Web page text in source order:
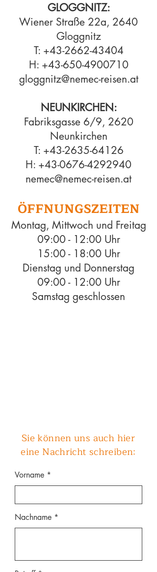
GLOGGNITZ:
Wiener Straße 22a, 2640
Gloggnitz
T: +43-2662-43404
H: +43-650-4900710
gloggnitz@nemec-reisen.at
NEUNKIRCHEN:
Fabriksgasse 6/9, 2620
Neunkirchen
T: +43-2635-64126
H: +43-0676-4292940
nemec@nemec-reisen.at
ÖFFNUNGSZEITEN
Montag, Mittwoch und Freitag
09:00 - 12:00 Uhr
15:00 - 18:00 Uhr
Dienstag und Donnerstag
09:00 - 12:00 Uhr
Samstag geschlossen
Sie können uns auch hier
eine Nachricht schreiben:
Vorname
Nachname